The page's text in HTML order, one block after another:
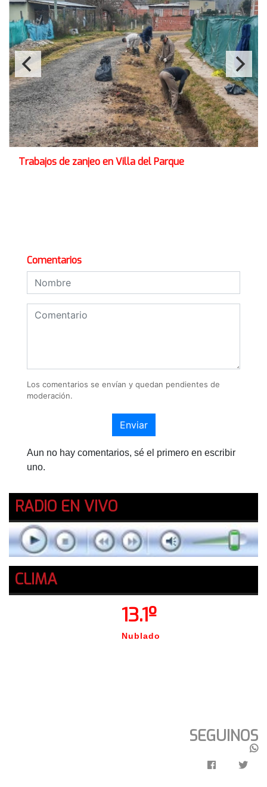
Trabajos de zanjeo en Villa del Parque
Comentarios
Los comentarios se envían y quedan pendientes de
moderación.
Enviar
Aun no hay comentarios, sé el primero en escribir
uno.
RADIO EN VIVO
CLIMA
13.1º
Nublado
SEGUINOS